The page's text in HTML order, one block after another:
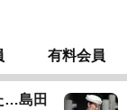
有料会員
…島田